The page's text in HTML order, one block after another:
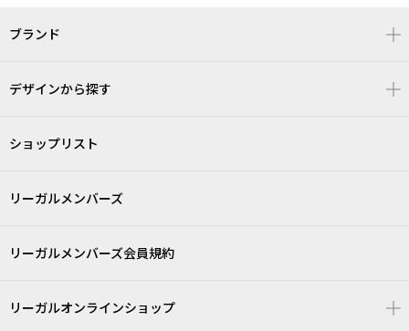
ブランド
デザインから探す
ショップリスト
リーガルメンバーズ
リーガルメンバーズ会員規約
リーガルオンラインショップ